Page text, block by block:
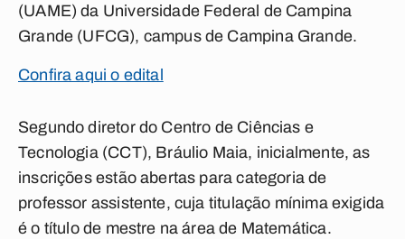
(UAME) da Universidade Federal de Campina
Grande (UFCG), campus de Campina Grande.
Confira aqui o edital
Segundo diretor do Centro de Ciências e
Tecnologia (CCT), Bráulio Maia, inicialmente, as
inscrições estão abertas para categoria de
professor assistente, cuja titulação mínima exigida
é o título de mestre na área de Matemática.